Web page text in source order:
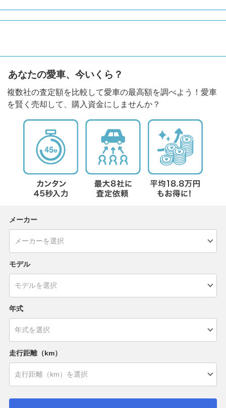
あなたの愛車、今いくら？
複数社の査定額を比較して愛車の最高額を調べよう！愛車
を賢く売却して、購入資金にしませんか？
メーカー
モデル
年式
走行距離（km）